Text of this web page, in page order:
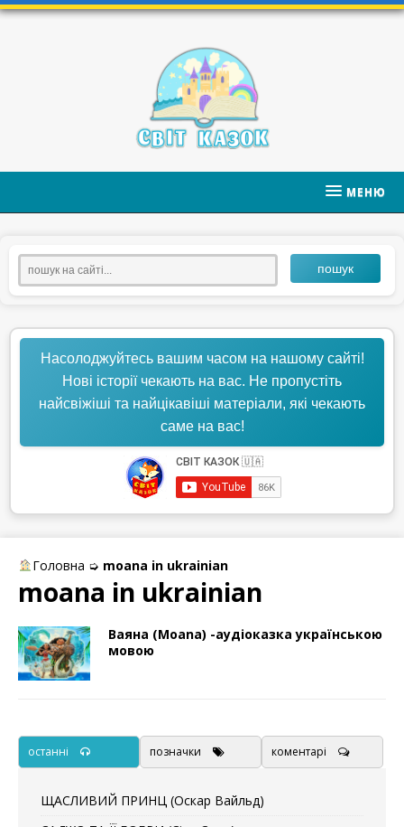
МЕНЮ
пошук
Насолоджуйтесь вашим часом на нашому сайті!
Нові історії чекають на вас. Не пропустіть
найсвіжіші та найцікавіші матеріали, які чекають
саме на вас!
Головна ➭ moana in ukrainian
moana in ukrainian
Ваяна (Moana) -аудіоказка українською
мовою
останні позначки коментарі
ЩАСЛИВИЙ ПРИНЦ (Оскар Вайльд)